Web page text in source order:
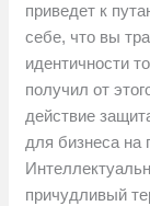
приведет к
себе, что вы
идентичности
получил от
действие
для бизнеса на
причудливый